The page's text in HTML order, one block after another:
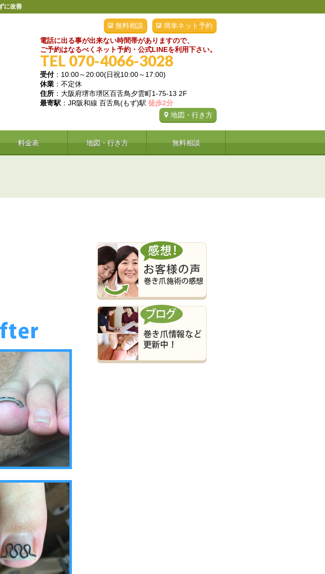
に改善
簡単ネット予約
無料相談
電話に出る事が出来ない時間帯がありますので、
ご予約はなるべくネット予約・公式LINEを利用下さい。
TEL 070-4066-3028
受付：10:00～20:00(日祝10:00～17:00)
休業 ：不定休
住所 ：大阪府堺市堺区百舌鳥夕雲町1-75-13 2F
最寄駅 ：JR阪和線 百舌鳥(もず)駅 徒歩2分
地図・行き方
料金表 地図・行き方 無料相談